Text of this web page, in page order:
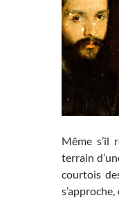
Même s’il
terrain
courtois